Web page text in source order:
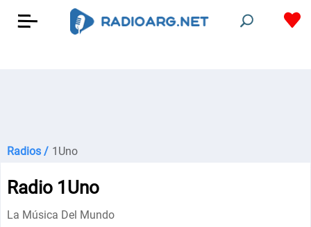
Radios / 1Uno
Radio 1Uno
La Música Del Mundo